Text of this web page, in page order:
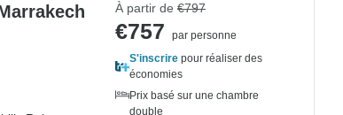
À partir de €797
€757
par personne
S'inscrire pour réaliser des
économies
Prix basé sur une chambre
double